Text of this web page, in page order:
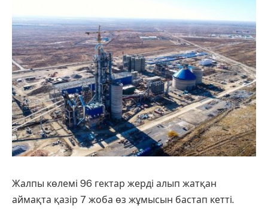
Жалпы көлемі 96 гектар жер­ді алып жатқан
аймақта қазір 7 жоба өз жұмысын бастап кетті.